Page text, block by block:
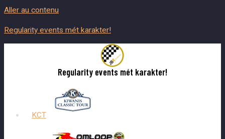
Aller au contenu
Regularity events mét karakter!
Regularity events mét karakter!
KCT